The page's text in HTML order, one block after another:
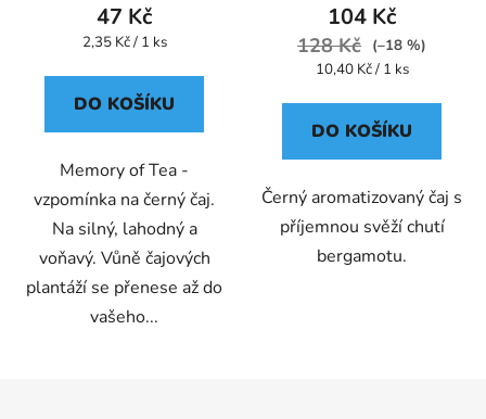
47 Kč
Měrná
2,35 Kč / 1 ks
DO KOŠÍKU
Memory of Tea -
vzpomínka na černý čaj.
Na silný, lahodný a
voňavý. Vůně čajových
plantáží se přenese až do
vašeho...
104 Kč
128 Kč
(–18 %)
Měrná
10,40 Kč / 1 ks
DO KOŠÍKU
Černý aromatizovaný čaj s
příjemnou svěží chutí
bergamotu.